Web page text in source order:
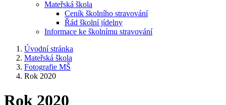
Mateřská škola
Ceník školního stravování
Řád školní jídelny
Informace ke školnímu stravování
Úvodní stránka
Mateřská škola
Fotografie MŠ
Rok 2020
Rok 2020